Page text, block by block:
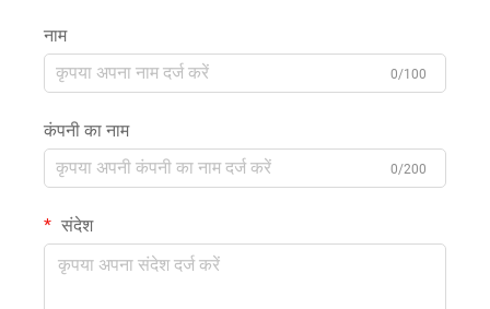
नाम
0/100
कंपनी का नाम
0/200
संदेश